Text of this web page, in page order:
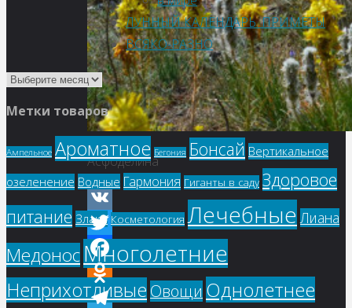
Асфоделина
VK
Twitter
Facebook
Odnoklassniki
ЛУННЫЙ КАЛЕНДАРЬ. ПРИМЕТЫ
ВСЯКО-РАЗНО
Метки товаров
Ампельное Ароматное Бегония Бонсай Вертикальное
озеленение Водные Гармония Гиганты в саду Здоровое
питание Злаки Косметология Лечебные Лиана
МедоносМноголетние
Неприхотливые Овощи Однолетнее